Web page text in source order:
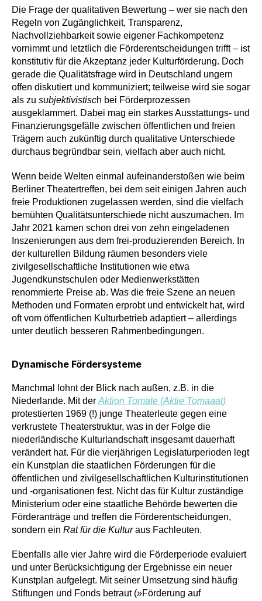
Die Frage der qualitativen Bewertung – wer sie nach den
Regeln von Zugänglichkeit, Transparenz,
Nachvollziehbarkeit sowie eigener Fachkompetenz
vornimmt und letztlich die Förderentscheidungen trifft – ist
konstitutiv für die Akzeptanz jeder Kulturförderung. Doch
gerade die Qualitätsfrage wird in Deutschland ungern
offen diskutiert und kommuniziert; teilweise wird sie sogar
als zu subjektivistisch bei Förderprozessen
ausgeklammert. Dabei mag ein starkes Ausstattungs- und
Finanzierungsgefälle zwischen öffentlichen und freien
Trägern auch zukünftig durch qualitative Unterschiede
durchaus begründbar sein, vielfach aber auch nicht.
Wenn beide Welten einmal aufeinanderstoßen wie beim
Berliner Theatertreffen, bei dem seit einigen Jahren auch
freie Produktionen zugelassen werden, sind die vielfach
bemühten Qualitätsunterschiede nicht auszumachen. Im
Jahr 2021 kamen schon drei von zehn eingeladenen
Inszenierungen aus dem frei-produzierenden Bereich. In
der kulturellen Bildung räumen besonders viele
zivilgesellschaftliche Institutionen wie etwa
Jugendkunstschulen oder Medienwerkstätten
renommierte Preise ab. Was die freie Szene an neuen
Methoden und Formaten erprobt und entwickelt hat, wird
oft vom öffentlichen Kulturbetrieb adaptiert – allerdings
unter deutlich besseren Rahmenbedingungen.
Dynamische Fördersysteme
Manchmal lohnt der Blick nach außen, z.B. in die
Niederlande. Mit der Aktion Tomate (Aktie Tomaaat)
protestierten 1969 (!) junge Theaterleute gegen eine
verkrustete Theaterstruktur, was in der Folge die
niederländische Kulturlandschaft insgesamt dauerhaft
verändert hat. Für die vierjährigen Legislaturperioden legt
ein Kunstplan die staatlichen Förderungen für die
öffentlichen und zivilgesellschaftlichen Kulturinstitutionen
und -organisationen fest. Nicht das für Kultur zuständige
Ministerium oder eine staatliche Behörde bewerten die
Förderanträge und treffen die Förderentscheidungen,
sondern ein Rat für die Kulturaus Fachleuten.
Ebenfalls alle vier Jahre wird die Förderperiode evaluiert
und unter Berücksichtigung der Ergebnisse ein neuer
Kunstplan aufgelegt. Mit seiner Umsetzung sind häufig
Stiftungen und Fonds betraut (»Förderung auf